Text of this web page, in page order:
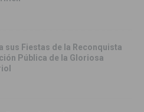
sus Fiestas de la Reconquista
Pública de la Gloriosa